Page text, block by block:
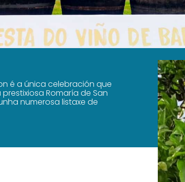
é a única celebración que
Romaría de San
numerosa listaxe de